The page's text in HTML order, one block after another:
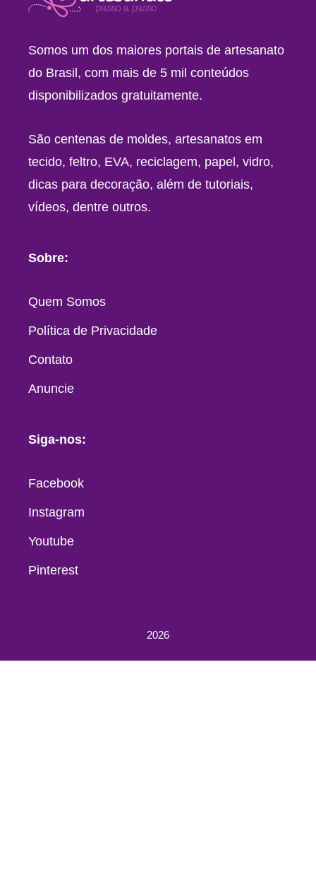
Somos um dos maiores portais de artesanato
do Brasil, com mais de 5 mil conteúdos
disponibilizados gratuitamente.
São centenas de moldes, artesanatos em
tecido, feltro, EVA, reciclagem, papel, vidro,
dicas para decoração, além de tutoriais,
vídeos, dentre outros.
Sobre:
Quem Somos
Política de Privacidade
Contato
Anuncie
Siga-nos:
Facebook
Instagram
Youtube
Pinterest
2026